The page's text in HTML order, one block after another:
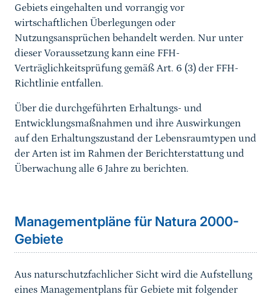
Gebiets eingehalten und vorrangig vor
wirtschaftlichen Überlegungen oder
Nutzungsansprüchen behandelt werden. Nur unter
dieser Voraussetzung kann eine FFH-
Verträglichkeitsprüfung gemäß Art. 6 (3) der FFH-
Richtlinie entfallen.
Über die durchgeführten Erhaltungs- und
Entwicklungsmaßnahmen und ihre Auswirkungen
auf den Erhaltungszustand der Lebensraumtypen und
der Arten ist im Rahmen der Berichterstattung und
Überwachung alle 6 Jahre zu berichten.
Managementpläne für Natura 2000-
Gebiete
Aus naturschutzfachlicher Sicht wird die Aufstellung
eines Managementplans für Gebiete mit folgender